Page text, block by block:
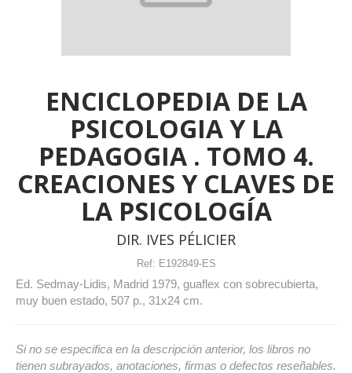
ENCICLOPEDIA DE LA
PSICOLOGIA Y LA
PEDAGOGIA . TOMO 4.
CREACIONES Y CLAVES DE
LA PSICOLOGÍA
DIR. IVES PÉLICIER
Ref: E192849-ES
Ed. Sedmay-Lidis, Madrid 1979, guaflex con sobrecubierta,
muy buen estado, 507 p., 31x24 cm.
Si no se especifica en la descripción anterior, los libros no
tienen subrayados, anotaciones, firmas o defectos reseñables.